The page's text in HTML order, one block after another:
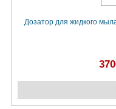
Дозатор для жидкого